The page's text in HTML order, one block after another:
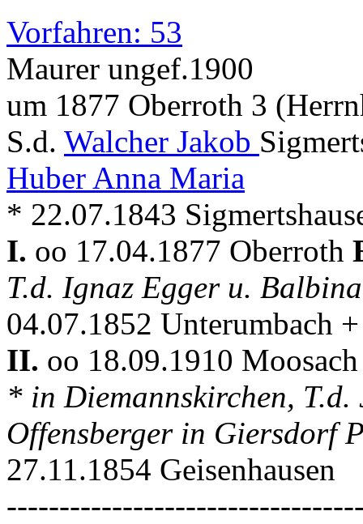
Vorfahren: 53
Maurer ungef.1900
um 1877 Oberroth 3
S.d. Walcher Jakob
Huber Anna Maria
* 22.07.1843
I. oo 17.04.1877 Oberroth
T.d. Ignaz Egger u.
04.07.1852 Unterumbach
II. oo 18.09.1910
* in Diemannskirchen,
Offensberger in Giersdorf
27.11.1854 Geisenhausen